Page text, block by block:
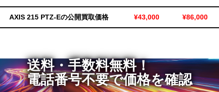
AXIS 215 PTZ-Eの公開買取価格 ¥43,000 ¥86,000
送料・手数料無料！
電話番号不要で価格を確認